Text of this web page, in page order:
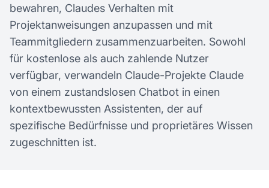
bewahren, Claudes Verhalten mit
Projektanweisungen anzupassen und mit
Teammitgliedern zusammenzuarbeiten. Sowohl
für kostenlose als auch zahlende Nutzer
verfügbar, verwandeln Claude-Projekte Claude
von einem zustandslosen Chatbot in einen
kontextbewussten Assistenten, der auf
spezifische Bedürfnisse und proprietäres Wissen
zugeschnitten ist.